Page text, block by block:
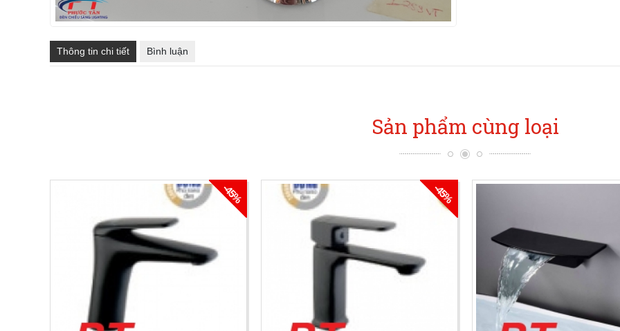
Thông tin chi tiết Bình luận
Sản phẩm cùng loại
-45% -45%